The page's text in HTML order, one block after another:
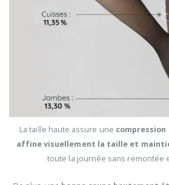
La taille haute assure une compression
affine visuellement la taille et
toute la journée sans remontée